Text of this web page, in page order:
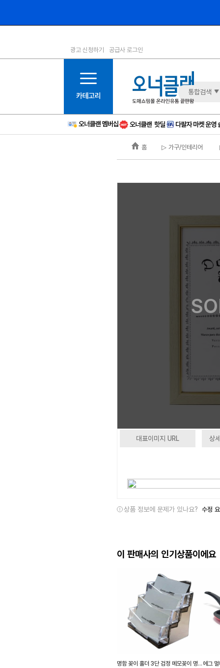
1등급
6등급
11등급
12등급
15등급
16등급
광고 신청하기 공급사 로그인
통합검색
홈 ▷ 가구/인테리어
대표이미지 URL 상
상품 정보에 문제가 있나요? 수정
이 판매사의 인기상품이에요
명함 꽂이 홀더 3단 검정 메모꽂이 명함보관함